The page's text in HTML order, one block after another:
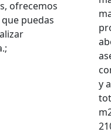
ofrecemos
puedas
y